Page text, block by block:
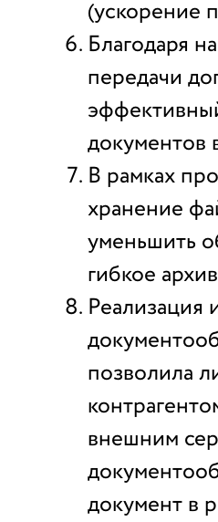
(ускорение
Благодаря
передачи
документов
В рамках
хранение
уменьшить
гибкое
Реализация
позволила
внешним
документ в